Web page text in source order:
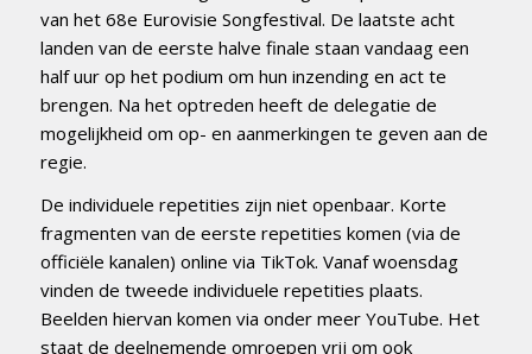
van het 68e Eurovisie Songfestival. De laatste acht
landen van de eerste halve finale staan vandaag een
half uur op het podium om hun inzending en act te
brengen. Na het optreden heeft de delegatie de
mogelijkheid om op- en aanmerkingen te geven aan de
regie.
De individuele repetities zijn niet openbaar. Korte
fragmenten van de eerste repetities komen (via de
officiële kanalen) online via TikTok. Vanaf woensdag
vinden de tweede individuele repetities plaats.
Beelden hiervan komen via onder meer YouTube. Het
staat de deelnemende omroepen vrij om ook